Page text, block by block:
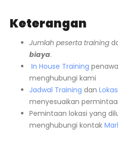
Keterangan
Jumlah peserta training
biaya.
In House Training
menghubungi kami
Jadwal Training dan
menyesuaikan
Pemintaan lokasi yang
menghubungi kontak